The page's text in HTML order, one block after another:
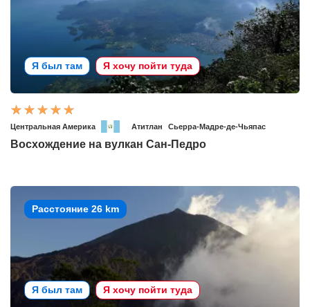
Я был там Я хочу пойти туда
Центральная Америка Атитлан Сьерра-Мадре-де-Чьяпас
Восхождение на вулкан Сан-Педро
Расстояние 26 km
Я был там Я хочу пойти туда